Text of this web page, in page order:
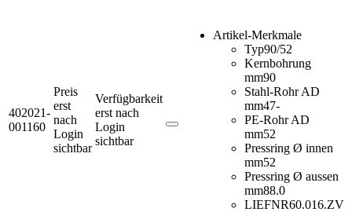
402021-
001160
Preis
erst
nach
Login
sichtbar
Verfügbarkeit
erst nach
Login
sichtbar
Artikel-Merkmale
Typ90/52
Kernbohrung
mm90
Stahl-Rohr AD
mm47-
PE-Rohr AD
mm52
Pressring Ø innen
mm52
Pressring Ø aussen
mm88.0
LIEFNR60.016.ZV